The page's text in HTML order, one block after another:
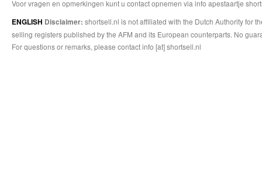
Voor vragen en opmerkingen kunt u contact opnemen via info apestaartje
ENGLISH Disclaimer: shortsell.nl is not affiliated with the Dutch Authority for
selling registers published by the AFM and its European counterparts. No
For questions or remarks, please contact info [at] shortsell.nl